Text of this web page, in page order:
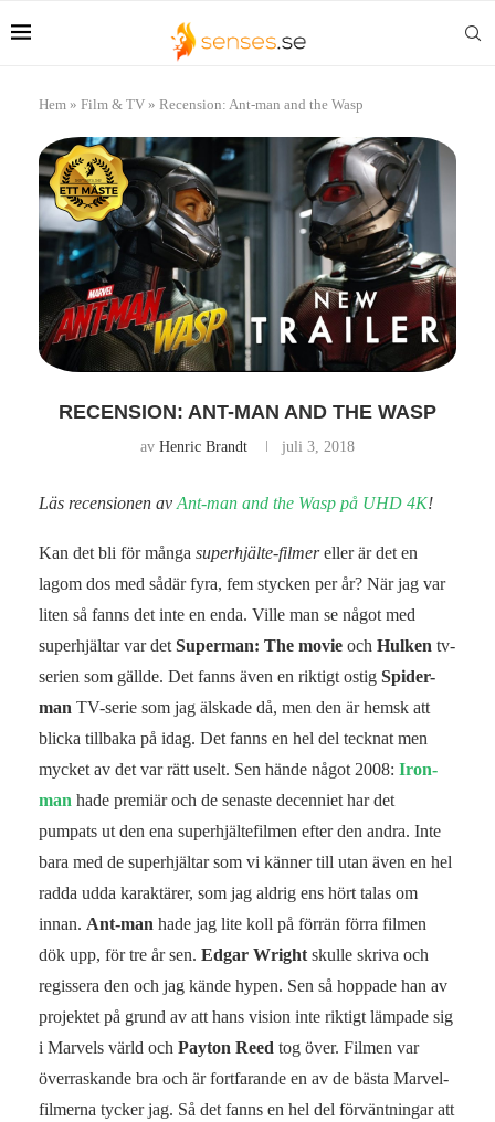
Hem » Film & TV » Recension: Ant-man and the Wasp
RECENSION: ANT-MAN AND THE WASP
av Henric Brandt juli 3, 2018
Läs recensionen av Ant-man and the Wasp på UHD 4K!
Kan det bli för många superhjälte-filmereller är det en
lagom dos med sådär fyra, fem stycken per år? När jag var
liten så fanns det inte en enda. Ville man se något med
superhjältar var det Superman: The movie och Hulken tv-
serien som gällde. Det fanns även en riktigt ostig Spider-
man TV-serie som jag älskade då, men den är hemsk att
blicka tillbaka på idag. Det fanns en hel del tecknat men
mycket av det var rätt uselt. Sen hände något 2008: Iron-
man hade premiär och de senaste decenniet har det
pumpats ut den ena superhjältefilmen efter den andra. Inte
bara med de superhjältar som vi känner till utan även en hel
radda udda karaktärer, som jag aldrig ens hört talas om
innan. Ant-man hade jag lite koll på förrän förra filmen
dök upp, för tre år sen. Edgar Wright skulle skriva och
regissera den och jag kände hypen. Sen så hoppade han av
projektet på grund av att hans vision inte riktigt lämpade sig
i Marvels värld och Payton Reed tog över. Filmen var
överraskande bra och är fortfarande en av de bästa Marvel-
filmerna tycker jag. Så det fanns en hel del förväntningar att